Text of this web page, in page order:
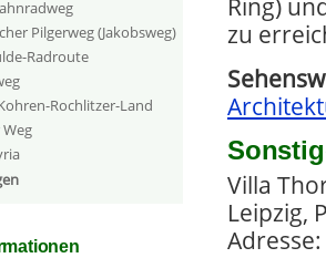
Ring)
zu
Villa
Leipzig,
Pilgerweg (Jakobsweg)
Radroute
Rochlitzer-Land